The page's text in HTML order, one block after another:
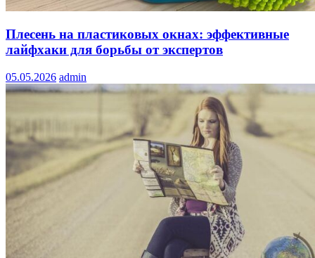
Плесень на пластиковых окнах: эффективные
лайфхаки для борьбы от экспертов
05.05.2026 admin